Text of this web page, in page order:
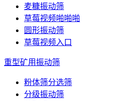
麦糠振动筛
草莓视频啪啪啪
圆形振动筛
草莓视频入口
重型矿用振动筛
粉体筛分选筛
分级振动筛